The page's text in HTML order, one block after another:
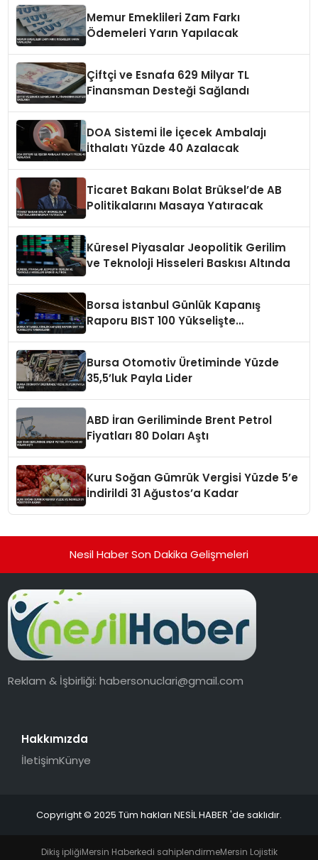
Memur Emeklileri Zam Farkı
Ödemeleri Yarın Yapılacak
Çiftçi ve Esnafa 629 Milyar TL
Finansman Desteği Sağlandı
DOA Sistemi İle İçecek Ambalajı
İthalatı Yüzde 40 Azalacak
Ticaret Bakanı Bolat Brüksel’de AB
Politikalarını Masaya Yatıracak
Küresel Piyasalar Jeopolitik Gerilim
ve Teknoloji Hisseleri Baskısı Altında
Borsa İstanbul Günlük Kapanış
Raporu BIST 100 Yükselişte
Bursa Otomotiv Üretiminde Yüzde
35,5’luk Payla Lider
ABD İran Geriliminde Brent Petrol
Fiyatları 80 Doları Aştı
Kuru Soğan Gümrük Vergisi Yüzde 5’e
İndirildi 31 Ağustos’a Kadar
Nesil Haber Son Dakika Gelişmeleri
Reklam & İşbirliği:habersonuclari@gmail.com
Hakkımızda
İletişimKünye
Copyright © 2025 Tüm hakları NESİL HABER 'de saklıdır.
Dikiş ipliğiMersin Haberkedi sahiplendirmeMersin Lojistik